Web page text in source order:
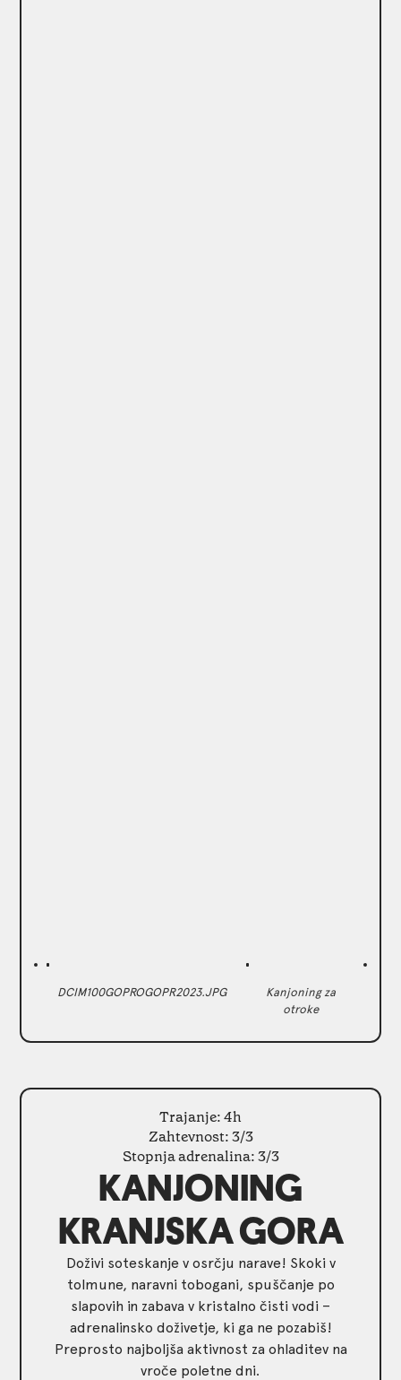
DCIM100GOPROGOPR2023.JPG
Kanjoning za
otroke
Trajanje: 4h
Zahtevnost: 3/3
Stopnja adrenalina: 3/3
KANJONING
KRANJSKA GORA
Doživi soteskanje v osrčju narave! Skoki v
tolmune, naravni tobogani, spuščanje po
slapovih in zabava v kristalno čisti vodi –
adrenalinsko doživetje, ki ga ne pozabiš!
Preprosto najboljša aktivnost za ohladitev na
vroče poletne dni.